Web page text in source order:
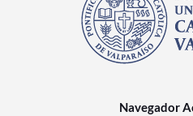
Navegador